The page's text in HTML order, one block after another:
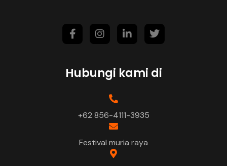
Hubungi kami di
+62 856-4111-3935
Festival muria raya